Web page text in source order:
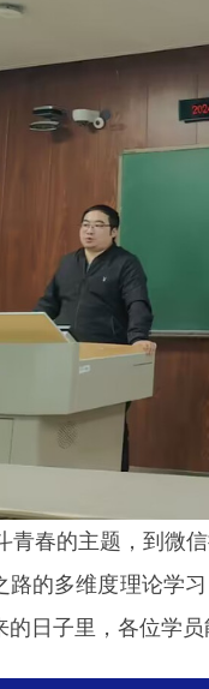
青春的主题，到微
路的多维度理论学
日子里，各位学